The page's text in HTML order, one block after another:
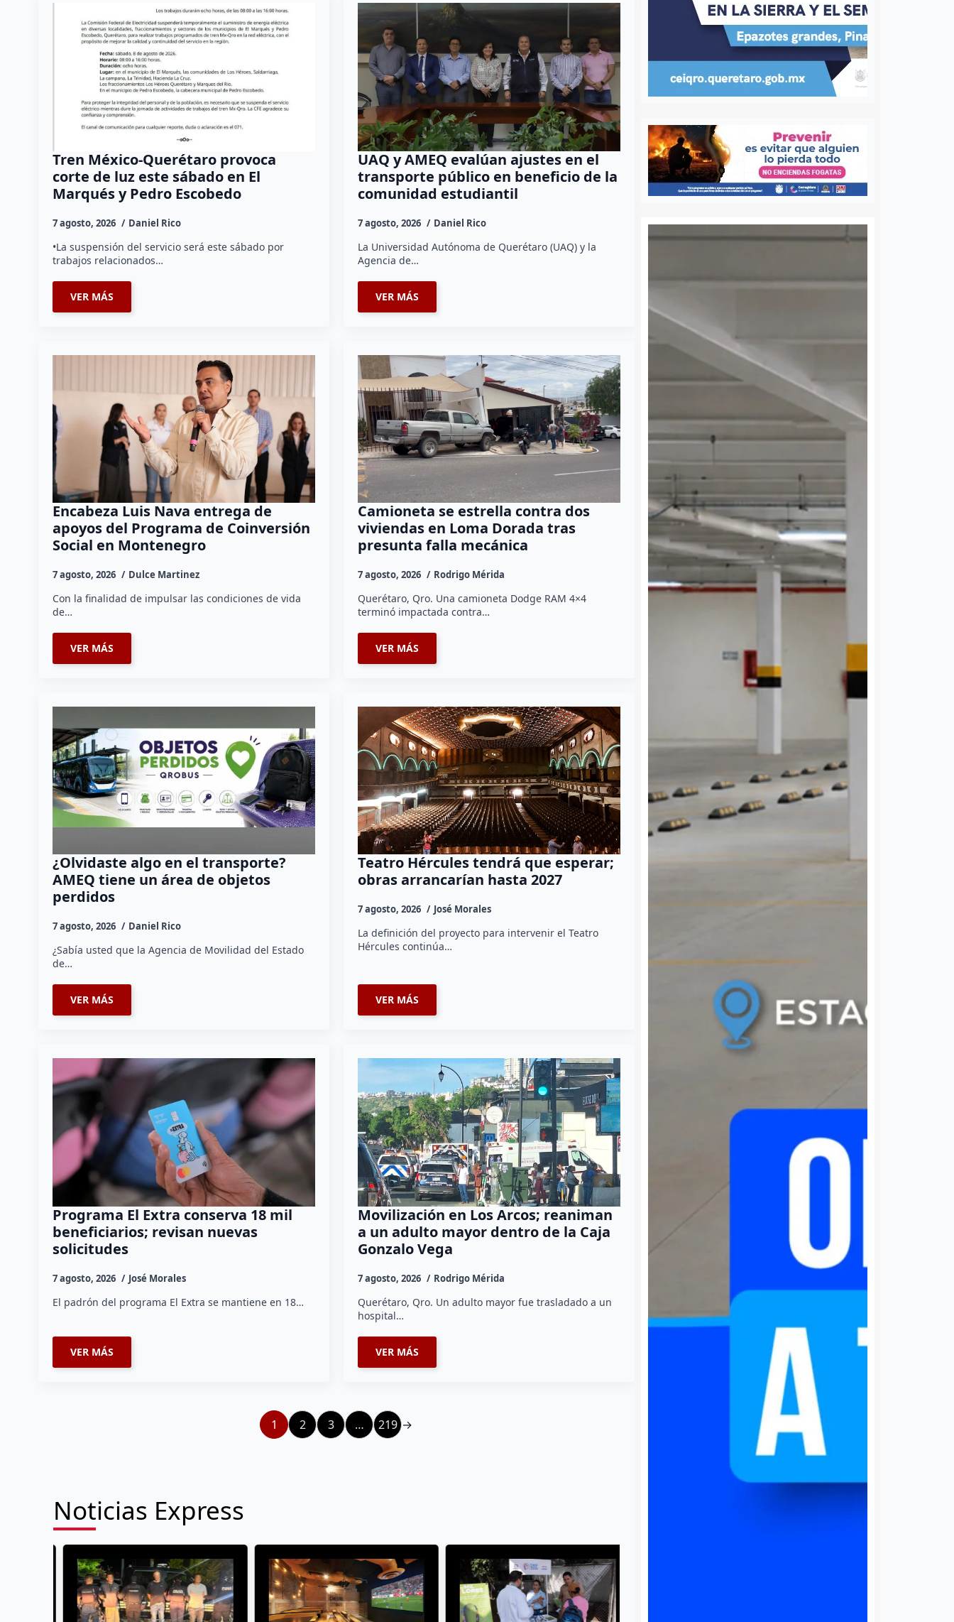
Tren México-Querétaro provoca
corte de luz este sábado en El
Marqués y Pedro Escobedo
7 agosto, 2026 Daniel Rico
•La suspensión del servicio será este sábado por
trabajos relacionados…
VER MÁS
UAQ y AMEQ evalúan ajustes en el
transporte público en beneficio de la
comunidad estudiantil
7 agosto, 2026 Daniel Rico
La Universidad Autónoma de Querétaro (UAQ) y la
Agencia de…
VER MÁS
Encabeza Luis Nava entrega de
apoyos del Programa de Coinversión
Social en Montenegro
7 agosto, 2026 Dulce Martinez
Con la finalidad de impulsar las condiciones de vida
de…
VER MÁS
Camioneta se estrella contra dos
viviendas en Loma Dorada tras
presunta falla mecánica
7 agosto, 2026 Rodrigo Mérida
Querétaro, Qro. Una camioneta Dodge RAM 4×4
terminó impactada contra…
VER MÁS
¿Olvidaste algo en el transporte?
AMEQ tiene un área de objetos
perdidos
7 agosto, 2026 Daniel Rico
¿Sabía usted que la Agencia de Movilidad del Estado
de…
VER MÁS
Teatro Hércules tendrá que esperar;
obras arrancarían hasta 2027
7 agosto, 2026 José Morales
La definición del proyecto para intervenir el Teatro
Hércules continúa…
VER MÁS
Programa El Extra conserva 18 mil
beneficiarios; revisan nuevas
solicitudes
7 agosto, 2026 José Morales
El padrón del programa El Extra se mantiene en 18…
VER MÁS
Movilización en Los Arcos; reaniman
a un adulto mayor dentro de la Caja
Gonzalo Vega
7 agosto, 2026 Rodrigo Mérida
Querétaro, Qro. Un adulto mayor fue trasladado a un
hospital…
VER MÁS
1 2 3 … 219 →
Noticias Express